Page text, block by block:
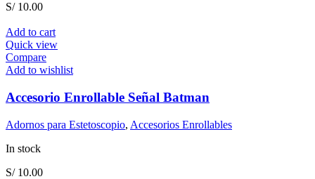
S/10.00
Add to cart
Quick view
Compare
Add to wishlist
Accesorio Enrollable Señal Batman
Adornos para Estetoscopio, Accesorios Enrollables
In stock
S/10.00